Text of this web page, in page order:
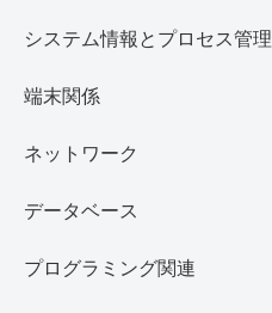
システム情報とプロセス管理
端末関係
ネットワーク
データベース
プログラミング関連